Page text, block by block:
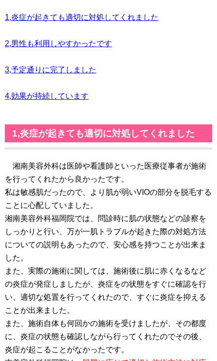
1,炎症が起きても適切に対処してくれました
2,男性も利用しやすかったです
3,予定通りに完了しました
4,効果が持続しています
1,炎症が起きても適切に対処してくれました
湘南美容外科は医師や看護師といった医療従事者が施術
を行ってくれたから良かったです。
私は敏感肌だったので、より肌が弱いVIOの部分を脱毛する
ことに心配していました。
湘南美容外科福岡院では、問診時に肌の状態などの診察を
しっかりと行い、万が一肌トラブルが起きた際の対処方法
についての説明もあったので、安心感を持つことが出来ま
した。
また、実際の施術に関しては、施術後に肌に赤くなるなど
の炎症が発症しましたが、炎症をの状態をすぐに確認を行
い、適切な処置を行ってくれたので、すぐに炎症を抑える
ことが出来ました。
また、施術自体も何回かの施術を受けましたが、その都度
に、炎症の状態も確認しながら行ってくれたのでその後、
炎症が起こることがなかったです。